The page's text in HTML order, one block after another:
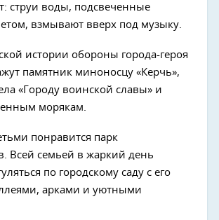
струи воды, подсвеченные
взмывают вверх под музыку.
истории обороны города-героя
памятник миноносцу «Керчь»,
«Городу воинской славы» и
морякам.
понравится парк
Всей семьей в жаркий день
по городскому саду с его
арками и уютными